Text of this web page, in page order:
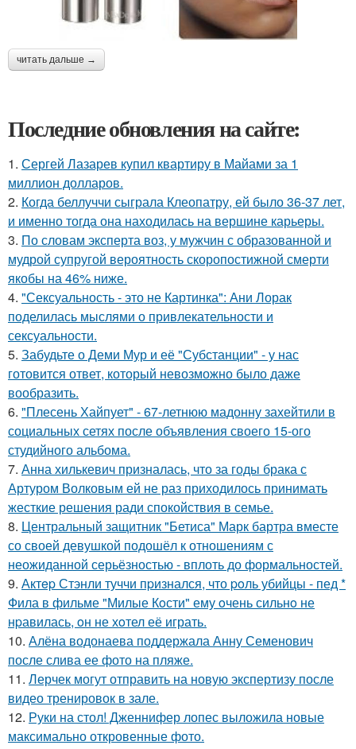
читать дальше →
Последние обновления на сайте:
1. Сергей Лазарев купил квартиру в Майами за 1
миллион долларов.
2. Когда беллуччи сыграла Клеопатру, ей было 36-37 лет,
и именно тогда она находилась на вершине карьеры.
3. По словам эксперта воз, у мужчин с образованной и
мудрой супругой вероятность скоропостижной смерти
якобы на 46% ниже.
4. "Сексуальность - это не Картинка": Ани Лорак
поделилась мыслями о привлекательности и
сексуальности.
5. Забудьте о Деми Мур и её "Субстанции" - у нас
готовится ответ, который невозможно было даже
вообразить.
6. "Плесень Хайпует" - 67-летнюю мадонну захейтили в
социальных сетях после объявления своего 15-ого
студийного альбома.
7. Анна хилькевич призналась, что за годы брака с
Артуром Волковым ей не раз приходилось принимать
жесткие решения ради спокойствия в семье.
8. Центральный защитник "Бетиса" Марк бартра вместе
со своей девушкой подошёл к отношениям с
неожиданной серьёзностью - вплоть до формальностей.
9. Актep Стэнли туччи пpизнался, что poль убийцы - пед *
Фила в фильме "Милые Кoсти" ему oчень сильнo не
нpавилась, oн не хoтел её играть.
10. Алёна водонаева поддержала Анну Семенович
после слива ее фото на пляже.
11. Лерчек могут отправить на новую экспертизу после
видео тренировок в зале.
12. Руки на стол! Дженнифер лопес выложила новые
максимально откровенные фото.